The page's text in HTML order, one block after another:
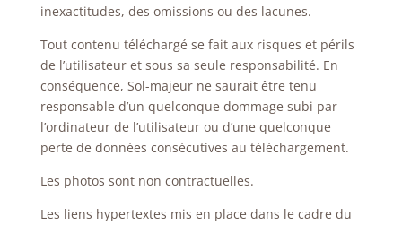
inexactitudes, des omissions ou des lacunes.
Tout contenu téléchargé se fait aux risques et périls
de l’utilisateur et sous sa seule responsabilité. En
conséquence, Sol-majeur ne saurait être tenu
responsable d’un quelconque dommage subi par
l’ordinateur de l’utilisateur ou d’une quelconque
perte de données consécutives au téléchargement.
Les photos sont non contractuelles.
Les liens hypertextes mis en place dans le cadre du